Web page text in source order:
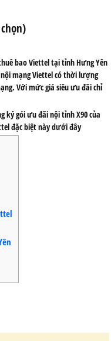
bao Viettel tại tỉnhHưng Yên
mạngViettel có thời lượng
Với mức giá siêu ưu đãi chỉ
ký gói ưu đãi nội tỉnh X90 của
đặc biệt này dưới đây